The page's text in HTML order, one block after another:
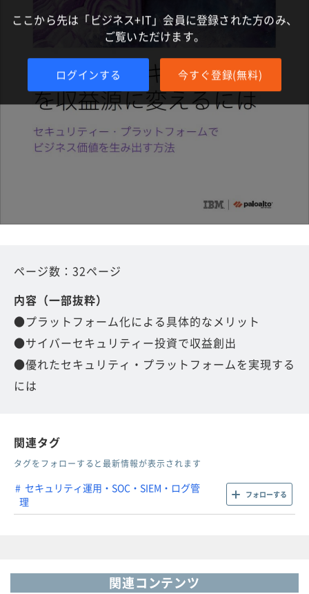
ここから先は「ビジネス+IT」会員に登録された方のみ、
ご覧いただけます。
ログインする 今すぐ登録(無料)
ページ数：32ページ
内容（一部抜粋）
●プラットフォーム化による具体的なメリット
●サイバーセキュリティー投資で収益創出
●優れたセキュリティ・プラットフォームを実現する
には
関連タグ
タグをフォローすると最新情報が表示されます
セキュリティ運用・SOC・SIEM・ログ管
理
フォローする
関連コンテンツ